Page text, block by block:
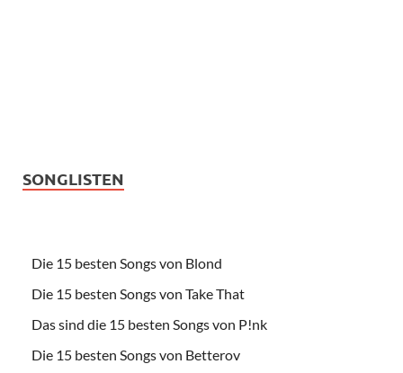
SONGLISTEN
Die 15 besten Songs von Blond
Die 15 besten Songs von Take That
Das sind die 15 besten Songs von P!nk
Die 15 besten Songs von Betterov